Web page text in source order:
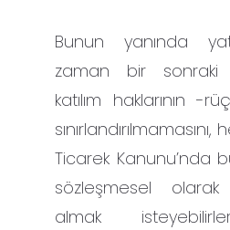
Bunun yanında
zaman bir sonraki
katılım haklarının -
Ticarek Kanunu’nda
sözleşmesel
almak